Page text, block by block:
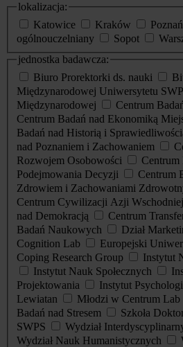
lokalizacja:
Katowice
Kraków Poznań
ogólnouczelniany
Sopot
jednostka badawcza:
Biuro Prorektorki ds. nauki
Międzynarodowej Uniwersytetu
Międzynarodowej
Centrum
Centrum Badań nad Ekonomiką
Badań nad Historią i
nad Poznaniem i Zachowaniem
Rozwojem Osobowości
Centrum
Podejmowania Decyzji
Centrum
Zdrowiem i Zachowaniami
Centrum Cywilizacji Azji Wschodniej
nad Demokracją
Centrum
Badań Naukowych
Dział
Cognition Lab
Europejski
Coping Research Group
Instytut
Instytut Nauk Społecznych
Projektowania
Instytut
Lewiatan
Młodzi w Centrum Lab
Badań nad Stresem
Szkoła
SWPS
Wydział
Wydział Nauk Humanistycznych